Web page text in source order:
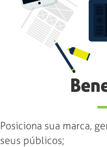
Posiciona sua marca,
seus públicos;